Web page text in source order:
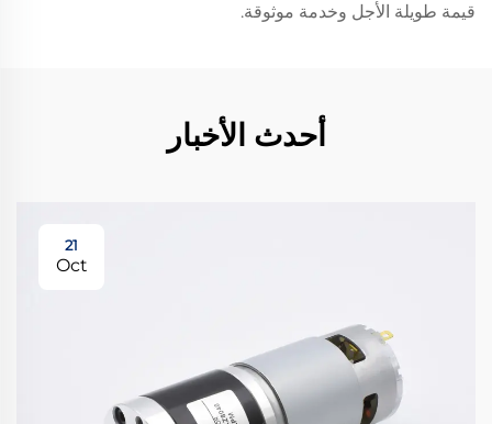
قيمة طويلة الأجل وخدمة موثوقة.
أحدث الأخبار
21
Oct